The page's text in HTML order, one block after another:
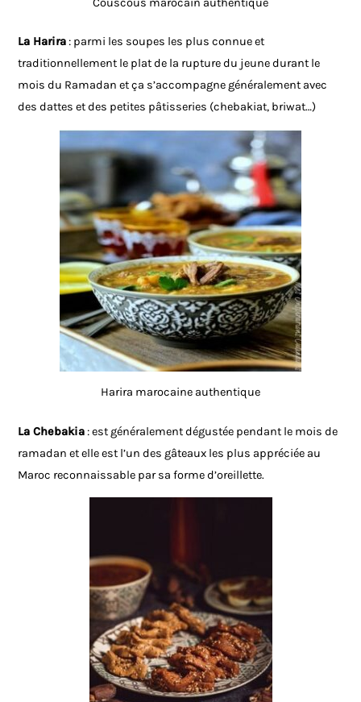
La Harira : parmi les soupes les plus connue et
traditionnellement le plat de la rupture du jeune durant le
mois du Ramadan et ça s’accompagne généralement avec
des dattes et des petites pâtisseries (chebakiat, briwat…)
Harira marocaine authentique
La Chebakia : est généralement dégustée pendant le mois de
ramadan et elle est l’un des gâteaux les plus appréciée au
Maroc reconnaissable par sa forme d’oreillette.